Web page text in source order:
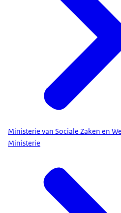
Ministerie van Sociale Zaken en
Ministerie